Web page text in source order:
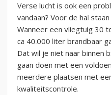
Verse lucht is ook een
vandaan? Voor de hal
Wanneer een vliegtuig 30
ca 40.000 liter brandbaar
Dat wil je niet naar binnen
gaan doen met een
meerdere plaatsen met
kwaliteitscontrole.